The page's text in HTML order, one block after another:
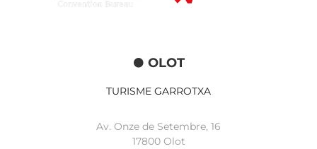
OLOT
TURISME GARROTXA
Av. Onze de Setembre, 16
17800 Olot